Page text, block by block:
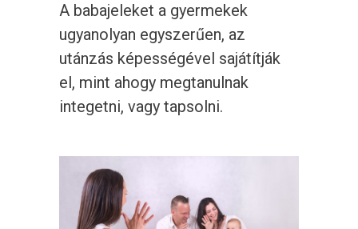
A babajeleket a gyermekek
ugyanolyan egyszerűen, az
utánzás képességével sajátítják
el, mint ahogy megtanulnak
integetni, vagy tapsolni.